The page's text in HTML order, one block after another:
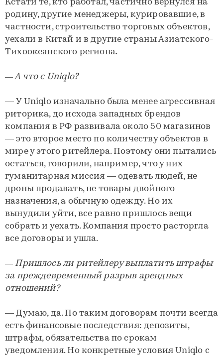
Кстати те, кто работал, частично вернулся на
родину, другие менеджеры, курировавшие, в
частности, строительство торговых объектов,
уехали в Китай и в другие страны Азиатского-
Тихоокеанского региона.
— А что с Uniqlo?
— У Uniqlo изначально была менее агрессивная
риторика, до исхода западных брендов
компания в РФ развивала около 50 магазинов
— это второе место по количеству объектов в
мире у этого ритейлера. Поэтому они пытались
остаться, говорили, например, что у них
гуманитарная миссия — одевать людей, не
дроны продавать, не товары двойного
назначения, а обычную одежду. Но их
вынудили уйти, все равно пришлось вещи
собрать и уехать. Компания просто расторгла
все договоры и ушла.
— Пришлось ли ритейлеру выплатить штрафы
за преждевременный разрыв арендных
отношений?
— Думаю, да. По таким договорам почти всегда
есть финансовые последствия: депозиты,
штрафы, обязательства по срокам
уведомления. Но конкретные условия Uniqlo с